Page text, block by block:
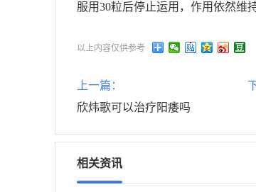
服用30粒后停止运用，作用依然维
以上内容仅供参考
上一篇：
欣炜歌可以治疗阳痿吗
相关资讯